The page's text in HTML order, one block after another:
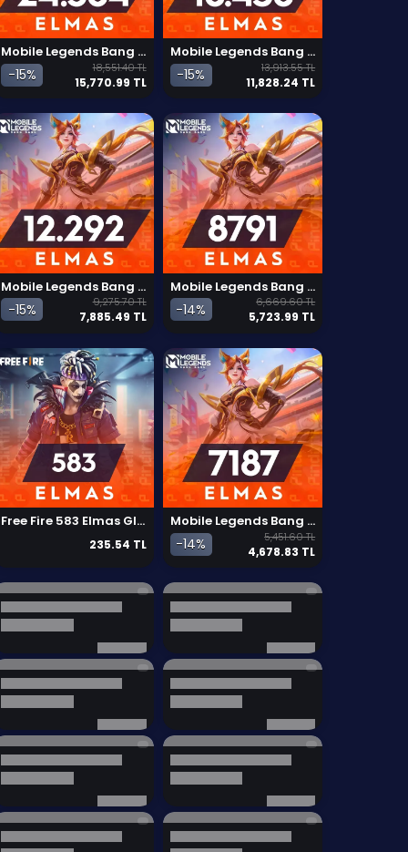
Mobile Legends Bang Bang 24584 Elmas
-15% 18,551.40 TL
15,770.99 TL
Mobile Legends Bang Bang 18438 Elmas
-15% 13,913.55 TL
11,828.24 TL
Mobile Legends Bang Bang 12292 Elmas
-15% 9,275.70 TL
7,885.49 TL
Mobile Legends Bang Bang 8791 Elmas
-14% 6,669.60 TL
5,723.99 TL
Free Fire 583 Elmas Global
235.54 TL
Mobile Legends Bang Bang 7187 Elmas
-14% 5,451.60 TL
4,678.83 TL